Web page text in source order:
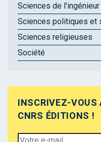
Sciences de l'ingénieur
Sciences politiques et
Sciences religieuses
Société
INSCRIVEZ-VOUS
CNRS ÉDITIONS !